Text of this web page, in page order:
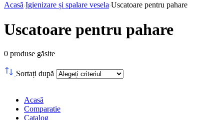
Acasă Igienizare și spalare vesela Uscatoare pentru pahare
Uscatoare pentru pahare
0 produse găsite
Sortați după
Acasă
Comparatie
Catalog